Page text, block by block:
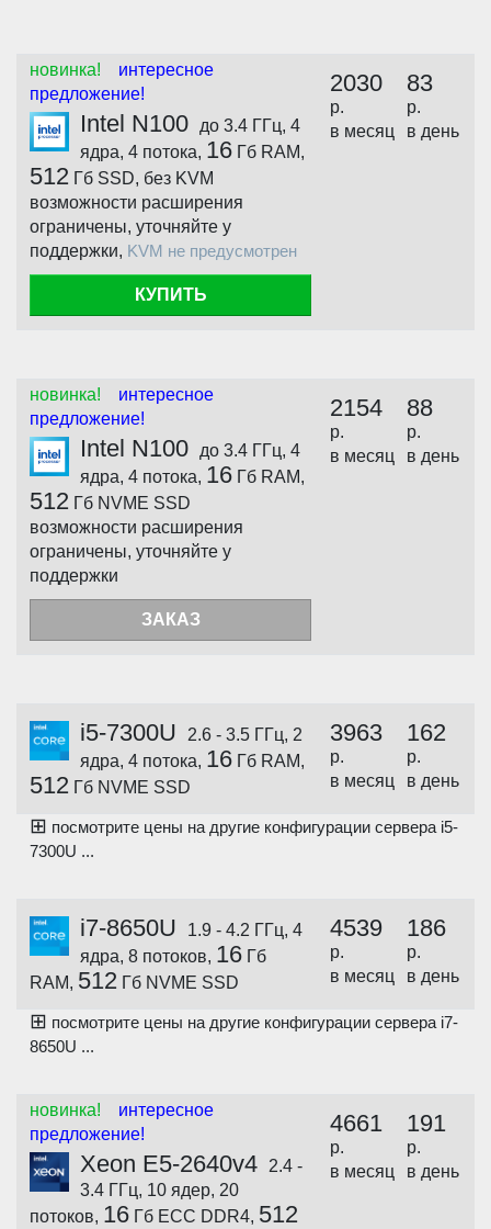
новинка! интересное
предложение!
Intel N100
до 3.4 ГГц, 4
ядра, 4 потока, 16Гб RAM,
512 Гб SSD, без KVM
возможности расширения
ограничены, уточняйте у
поддержки, KVM не предусмотрен
КУПИТЬ
2030
р.
в месяц
83
р.
в день
новинка! интересное
предложение!
Intel N100
до 3.4 ГГц, 4
ядра, 4 потока, 16Гб RAM,
512 Гб NVME SSD
возможности расширения
ограничены, уточняйте у
поддержки
ЗАКАЗ
2154
р.
в месяц
88
р.
в день
i5-7300U
2.6 - 3.5 ГГц, 2
ядра, 4 потока, 16 Гб RAM,
512 Гб NVME SSD
3963
р.
в месяц
162
р.
в день
⊞ посмотрите цены на другие конфигурации сервера i5-
7300U ...
i7-8650U
1.9 - 4.2 ГГц, 4
ядра, 8 потоков, 16 Гб
RAM, 512 Гб NVME SSD
4539
р.
в месяц
186
р.
в день
⊞ посмотрите цены на другие конфигурации сервера i7-
8650U ...
новинка! интересное
предложение!
Xeon E5-2640v4
2.4 -
3.4 ГГц, 10 ядер, 20
потоков, 16 Гб ECC DDR4, 512
4661
р.
в месяц
191
р.
в день